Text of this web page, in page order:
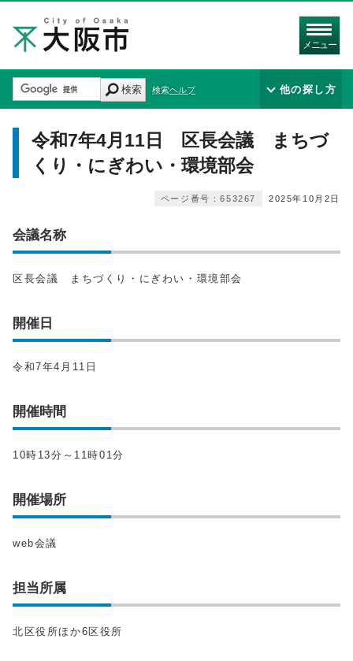
メニュー
検索 検索ヘルプ 他の探し方
令和7年4月11日 区長会議 まちづ
くり・にぎわい・環境部会
2025年10月2日
ページ番号：653267
会議名称
区長会議 まちづくり・にぎわい・環境部会
開催日
令和7年4月11日
開催時間
10時13分～11時01分
開催場所
web会議
担当所属
北区役所ほか6区役所